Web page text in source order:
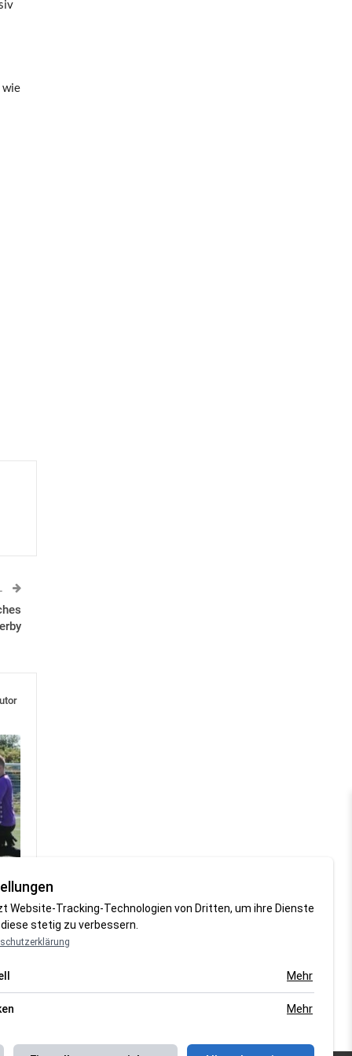
wie
Website-Tracking-Technologien von Dritten, um ihre Dienste
stetig zu verbessern.
Mehr
Mehr